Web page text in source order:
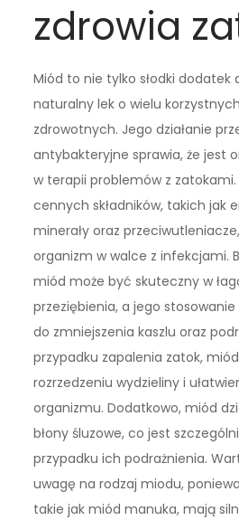
zdrowia
Miód to nie tylko słodki dodatek
naturalny lek o wielu
zdrowotnych. Jego działanie
antybakteryjne sprawia, że jest
w terapii problemów z zatokami.
cennych składników, takich jak
minerały oraz
organizm w walce z infekcjami.
miód może być skuteczny w
przeziębienia, a jego
do zmniejszenia kaszlu oraz
przypadku zapalenia zatok,
rozrzedzeniu wydzieliny i
organizmu. Dodatkowo, miód
błony śluzowe, co jest
przypadku ich podrażnienia.
uwagę na rodzaj miodu,
takie jak miód manuka, mają